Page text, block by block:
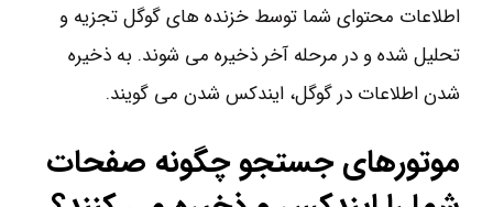
اطلاعات محتوای شما توسط خزنده های گوگل تجزیه و
تحلیل شده و در مرحله آخر ذخیره می شوند. به ذخیره
شدن اطلاعات در گوگل، ایندکس شدن می گویند.
موتورهای جستجو چگونه صفحات